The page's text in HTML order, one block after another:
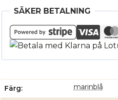
SÄKER BETALNING
Färg marinblå